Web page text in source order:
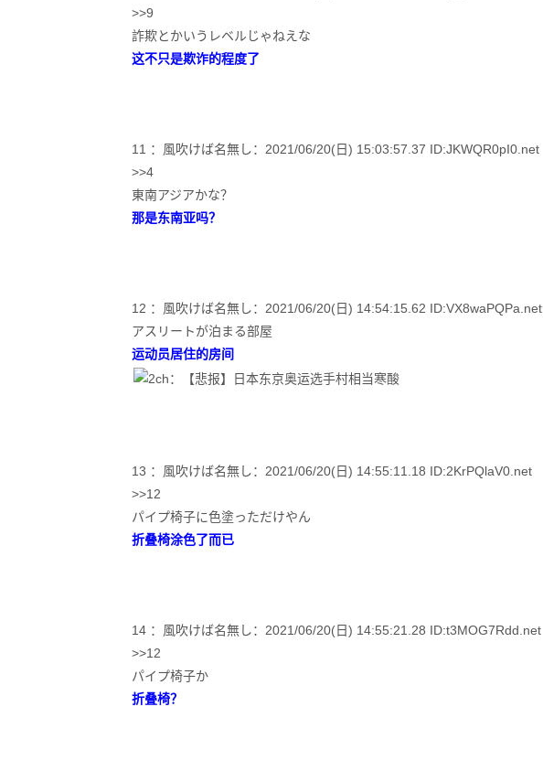
>>9
詐欺とかいうレベルじゃねえな
这不只是欺诈的程度了
11 ：風吹けば名無し：2021/06/20(日) 15:03:57.37 ID:JKWQR0pI0.net
>>4
東南アジアかな？
那是东南亚吗？
12 ：風吹けば名無し：2021/06/20(日) 14:54:15.62 ID:VX8waPQPa.net
アスリートが泊まる部屋
运动员居住的房间
13 ：風吹けば名無し：2021/06/20(日) 14:55:11.18 ID:2KrPQlaV0.net
>>12
パイプ椅子に色塗っただけやん
折叠椅涂色了而已
14 ：風吹けば名無し：2021/06/20(日) 14:55:21.28 ID:t3MOG7Rdd.net
>>12
パイプ椅子か
折叠椅？